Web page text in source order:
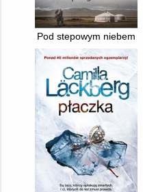
Pod stepowym niebem